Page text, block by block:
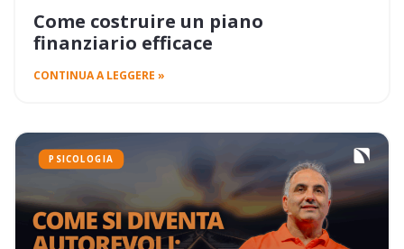
Come costruire un piano
finanziario efficace
CONTINUA A LEGGERE »
PSICOLOGIA